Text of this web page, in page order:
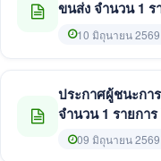
ขนส่ง จำนวน 1 ร
10 มิถุนายน 2569
ประกาศผู้ชนะกา
จำนวน 1 รายการ
09 มิถุนายน 2569